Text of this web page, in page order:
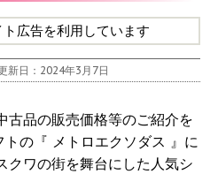
広告を利用しています
新日：2024年3月7日
古品の販売価格等のご紹介を
の『 メトロエクソダス 』に
クワの街を舞台にした人気シ